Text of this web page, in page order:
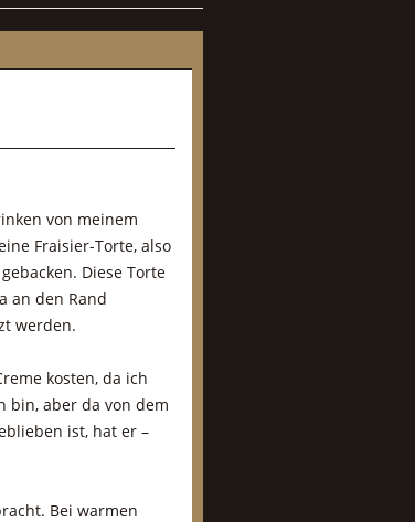
von meinem
Fraisier-Torte, also
Diese Torte
an den Rand
werden.
kosten, da ich
bin, aber da von dem
ist, hat er –
Bei warmen